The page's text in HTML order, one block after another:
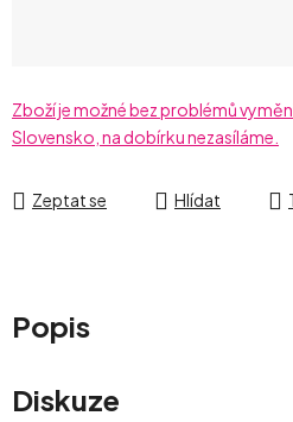
Zboží je možné bez problémů
Slovensko, na dobírku nezasíláme.
Zeptat se Hlídat
Popis
Diskuze